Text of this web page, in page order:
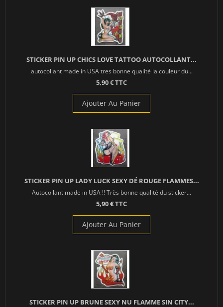
STICKER PIN UP CHICS LOVE TATTOO AUTOCOLLANT...
autocollant made in USA tres bonne qualité la couleur du...
5,90 € TTC
Ajouter Au Panier
STICKER PIN UP LADY LUCK SEXY DÉ ROUGE FLAMMES...
Autocollant made in USA !! Très bonne qualité du sticker...
5,90 € TTC
Ajouter Au Panier
STICKER PIN UP BRUNE SEXY NU FLAMME SIN CITY...